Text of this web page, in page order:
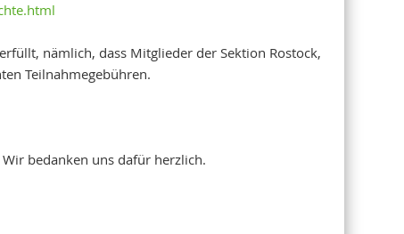
nämlich, dass Mitglieder der Sektion Rostock,
Teilnahmegebühren.
bedanken uns dafür herzlich.